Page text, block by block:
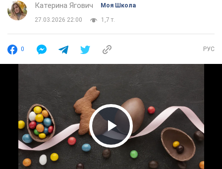
Катерина Ягович Моя Школа
27.03.2026 22:00 1,7 т.
0 РУС
Play Video